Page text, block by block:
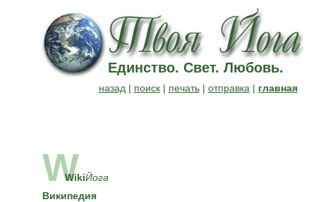
Единство. Свет. Любовь.
назад | поиск| печать| отправка | главная
W
WikiЙога
Википедия